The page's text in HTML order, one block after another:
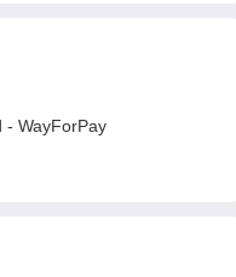
- WayForPay